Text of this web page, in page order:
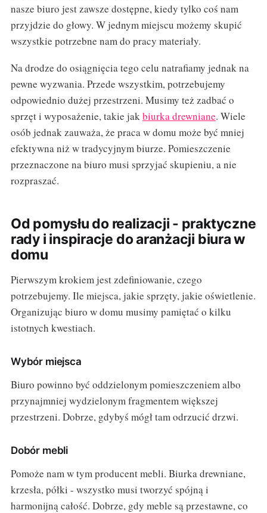
nasze biuro jest zawsze dostępne, kiedy tylko coś nam
przyjdzie do głowy. W jednym miejscu możemy skupić
wszystkie potrzebne nam do pracy materiały.
Na drodze do osiągnięcia tego celu natrafiamy jednak na
pewne wyzwania. Przede wszystkim, potrzebujemy
odpowiednio dużej przestrzeni. Musimy też zadbać o
sprzęt i wyposażenie, takie jak biurka drewniane. Wiele
osób jednak zauważa, że praca w domu może być mniej
efektywna niż w tradycyjnym biurze. Pomieszczenie
przeznaczone na biuro musi sprzyjać skupieniu, a nie
rozpraszać.
Od pomysłu do realizacji - praktyczne
rady i inspiracje do aranżacji biura w
domu
Pierwszym krokiem jest zdefiniowanie, czego
potrzebujemy. Ile miejsca, jakie sprzęty, jakie oświetlenie.
Organizując biuro w domu musimy pamiętać o kilku
istotnych kwestiach.
Wybór miejsca
Biuro powinno być oddzielonym pomieszczeniem albo
przynajmniej wydzielonym fragmentem większej
przestrzeni. Dobrze, gdybyś mógł tam odrzucić drzwi.
Dobór mebli
Pomoże nam w tym producent mebli. Biurka drewniane,
krzesła, półki - wszystko musi tworzyć spójną i
harmonijną całość. Dobrze, gdy meble są przestawne, co